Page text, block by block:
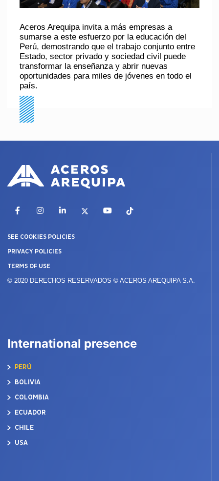
Aceros Arequipa invita a más empresas a
sumarse a este esfuerzo por la educación del
Perú, demostrando que el trabajo conjunto entre
Estado, sector privado y sociedad civil puede
transformar la enseñanza y abrir nuevas
oportunidades para miles de jóvenes en todo el
país.
FacebookInstagramLinkedIn YouTubeTikTok
SEE COOKIES POLICIES
PRIVACY POLICIES
TERMS OF USE
© 2020 DERECHOS RESERVADOS © ACEROS AREQUIPA S.A.
International presence
PERÚ
BOLIVIA
COLOMBIA
ECUADOR
CHILE
USA